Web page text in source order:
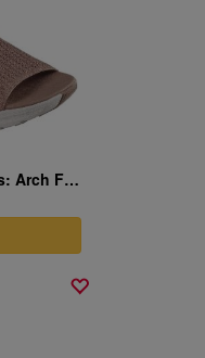
SKECHERS Slip-ins: Arch Fit 2.0 - My Everyday